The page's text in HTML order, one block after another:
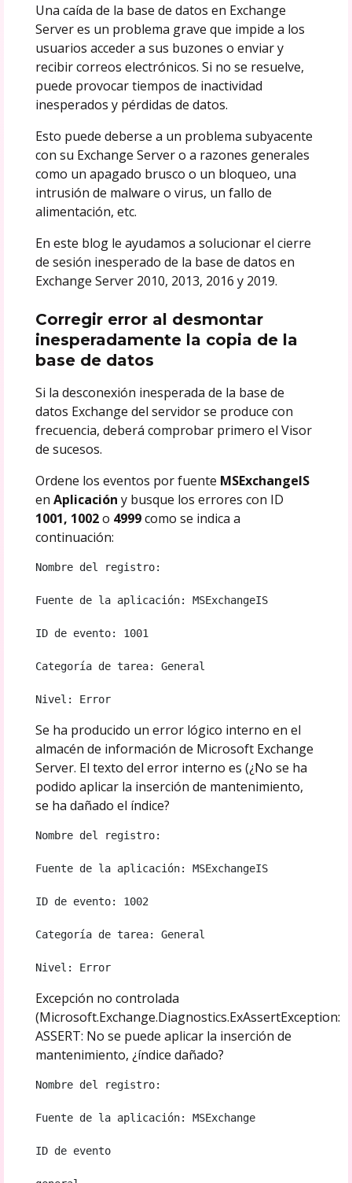
Una caída de la base de datos en Exchange
Server es un problema grave que impide a los
usuarios acceder a sus buzones o enviar y
recibir correos electrónicos. Si no se resuelve,
puede provocar tiempos de inactividad
inesperados y pérdidas de datos.
Esto puede deberse a un problema subyacente
con su Exchange Server o a razones generales
como un apagado brusco o un bloqueo, una
intrusión de malware o virus, un fallo de
alimentación, etc.
En este blog le ayudamos a solucionar el cierre
de sesión inesperado de la base de datos en
Exchange Server 2010, 2013, 2016 y 2019.
Corregir error al desmontar
inesperadamente la copia de la
base de datos
Si la desconexión inesperada de la base de
datos Exchange del servidor se produce con
frecuencia, deberá comprobar primero el Visor
de sucesos.
Ordene los eventos por fuente MSExchangeIS
en Aplicación y busque los errores con ID
1001, 1002o 4999como se indica a
continuación:
Nombre del registro:
Fuente de la aplicación: MSExchangeIS
ID de evento: 1001
Categoría de tarea: General
Nivel: Error
Se ha producido un error lógico interno en el
almacén de información de Microsoft Exchange
Server. El texto del error interno es (¿No se ha
podido aplicar la inserción de mantenimiento,
se ha dañado el índice?
Nombre del registro:
Fuente de la aplicación: MSExchangeIS
ID de evento: 1002
Categoría de tarea: General
Nivel: Error
Excepción no controlada
(Microsoft.Exchange.Diagnostics.ExAssertException:
ASSERT: No se puede aplicar la inserción de
mantenimiento, ¿índice dañado?
Nombre del registro:
Fuente de la aplicación: MSExchange
ID de evento